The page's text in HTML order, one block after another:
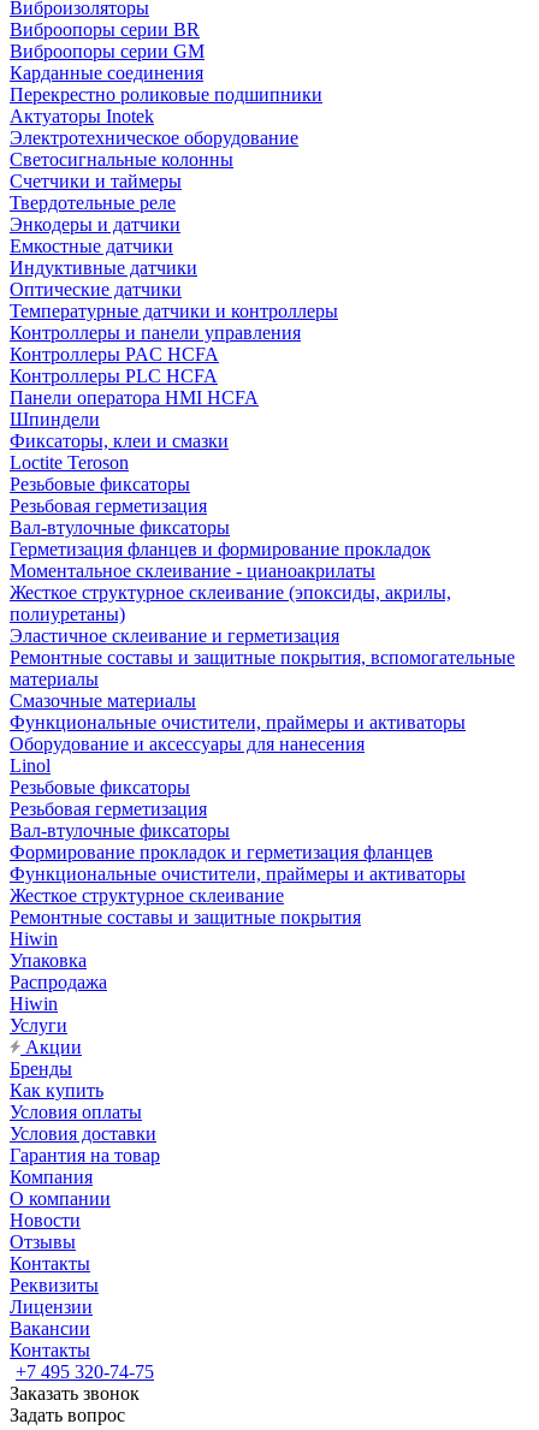
Виброизоляторы
Виброопоры серии BR
Виброопоры серии GM
Карданные соединения
Перекрестно роликовые подшипники
Актуаторы Inotek
Электротехническое оборудование
Светосигнальные колонны
Счетчики и таймеры
Твердотельные реле
Энкодеры и датчики
Емкостные датчики
Индуктивные датчики
Оптические датчики
Температурные датчики и контроллеры
Контроллеры и панели управления
Контроллеры PAC HCFA
Контроллеры PLC HCFA
Панели оператора HMI HCFA
Шпиндели
Фиксаторы, клеи и смазки
Loctite Teroson
Резьбовые фиксаторы
Резьбовая герметизация
Вал-втулочные фиксаторы
Герметизация фланцев и формирование прокладок
Моментальное склеивание - цианоакрилаты
Жесткое структурное склеивание (эпоксиды, акрилы,
полиуретаны)
Эластичное склеивание и герметизация
Ремонтные составы и защитные покрытия, вспомогательные
материалы
Смазочные материалы
Функциональные очистители, праймеры и активаторы
Оборудование и аксессуары для нанесения
Linol
Резьбовые фиксаторы
Резьбовая герметизация
Вал-втулочные фиксаторы
Формирование прокладок и герметизация фланцев
Функциональные очистители, праймеры и активаторы
Жесткое структурное склеивание
Ремонтные составы и защитные покрытия
Hiwin
Упаковка
Распродажа
Hiwin
Услуги
Акции
Бренды
Как купить
Условия оплаты
Условия доставки
Гарантия на товар
Компания
О компании
Новости
Отзывы
Контакты
Реквизиты
Лицензии
Вакансии
Контакты
+7 495 320-74-75
Заказать звонок
Задать вопрос